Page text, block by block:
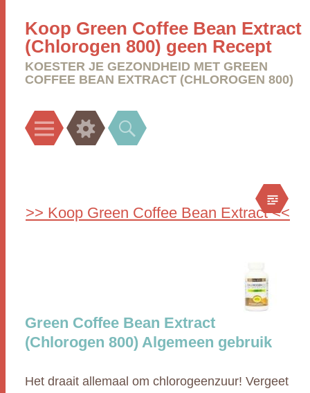
Koop Green Coffee Bean Extract
(Chlorogen 800) geen Recept
KOESTER JE GEZONDHEID MET GREEN
COFFEE BEAN EXTRACT (CHLOROGEN 800)
Menu Widgets Search
>> Koop Green Coffee Bean Extract <<
Green Coffee Bean Extract
(Chlorogen 800) Algemeen gebruik
Het draait allemaal om chlorogeenzuur! Vergeet